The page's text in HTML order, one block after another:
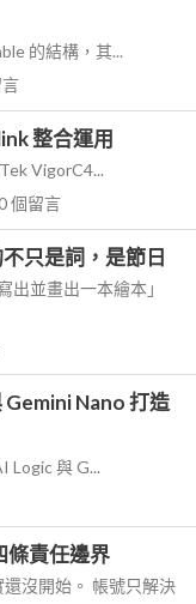
的結構，其...
整合運用
VigorC4...
個留言
只是詞，是節日
並畫出一本繪本」
Nano 打造
Logic 與 G...
條責任邊界
沒開始。 帳號只解決